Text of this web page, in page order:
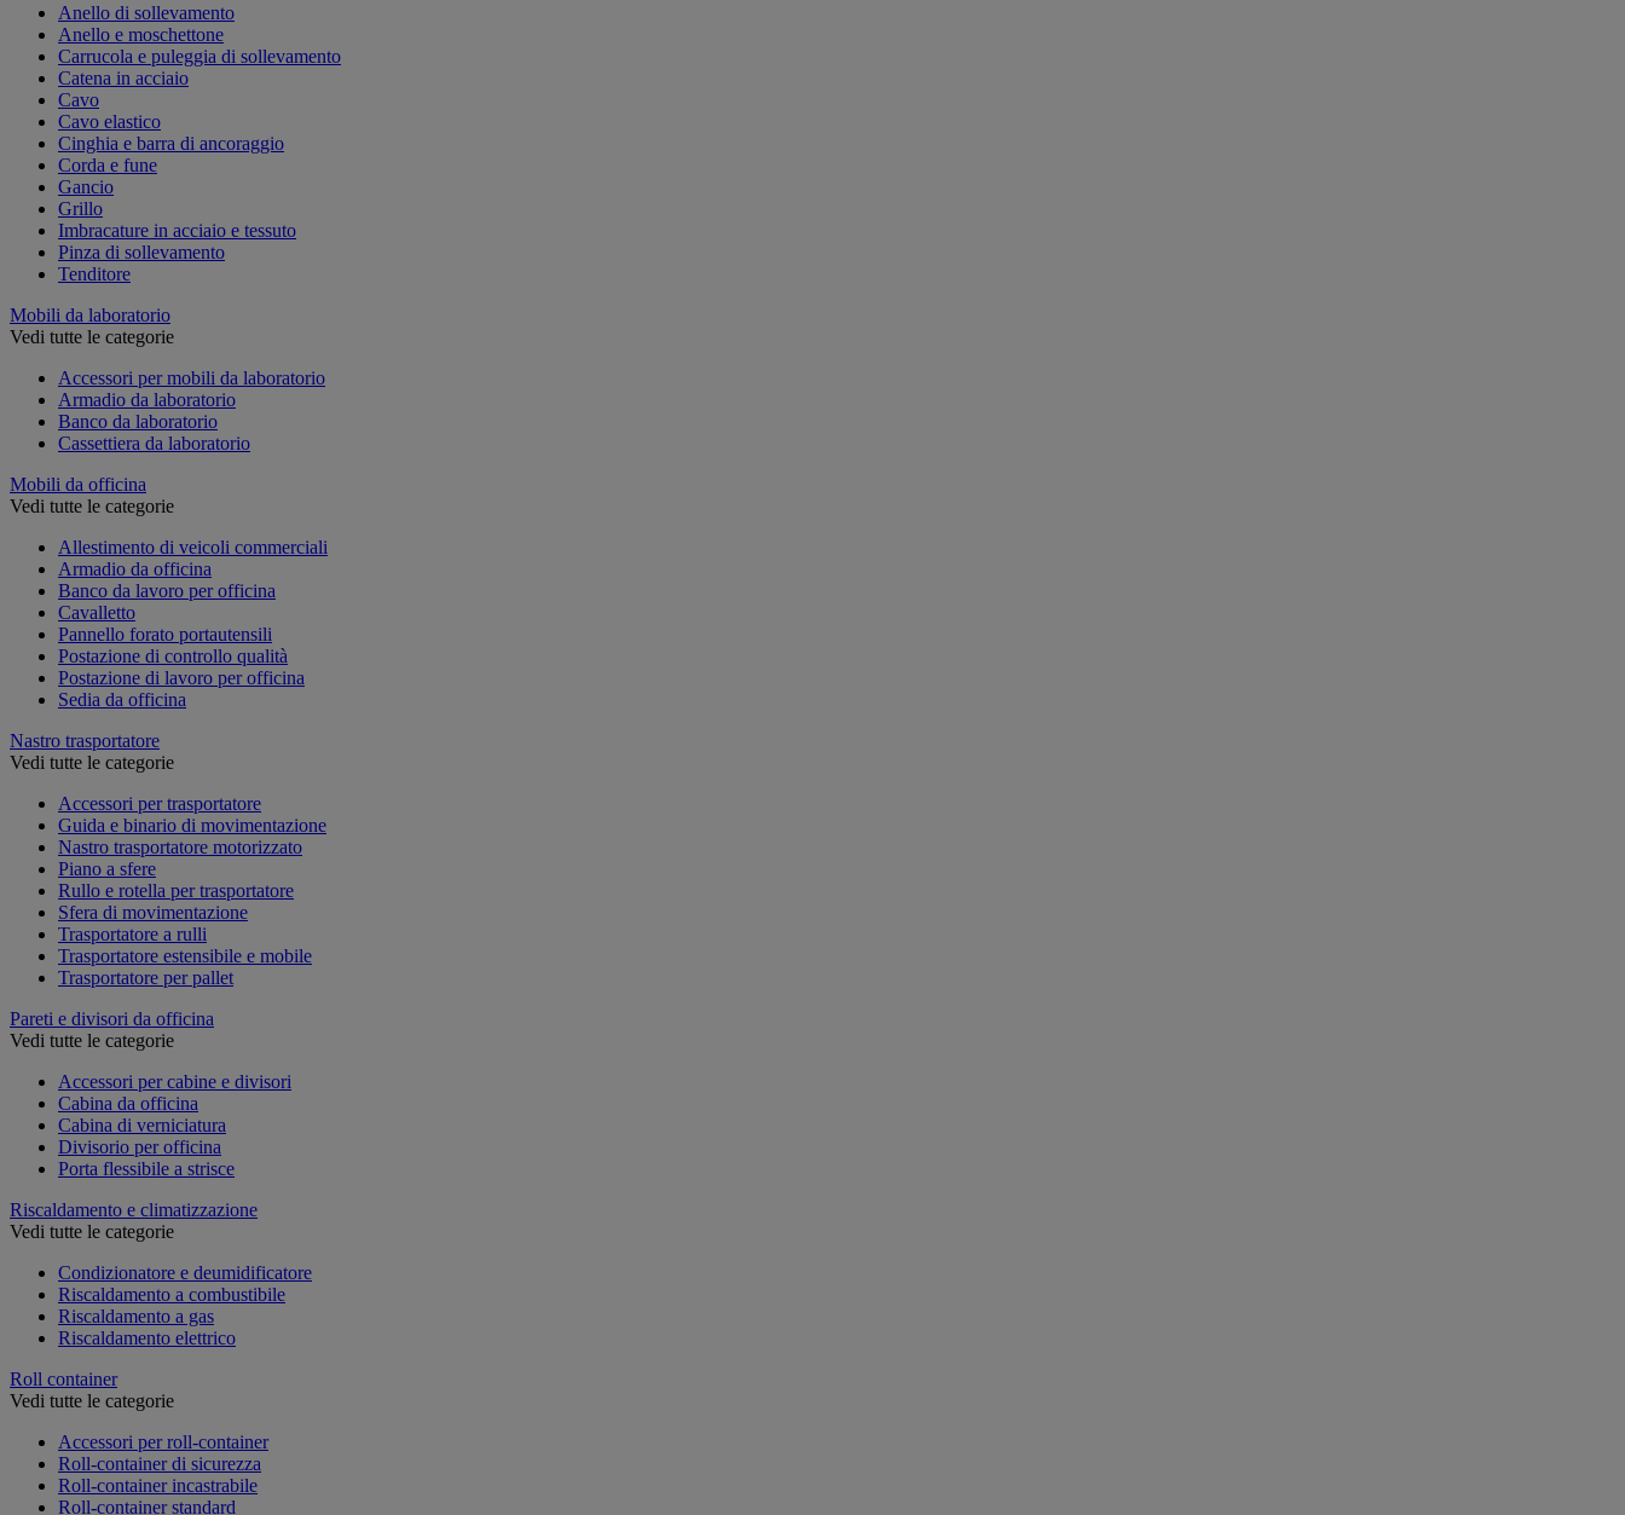
Anello di sollevamento
Anello e moschettone
Carrucola e puleggia di sollevamento
Catena in acciaio
Cavo
Cavo elastico
Cinghia e barra di ancoraggio
Corda e fune
Gancio
Grillo
Imbracature in acciaio e tessuto
Pinza di sollevamento
Tenditore
Mobili da laboratorio
Vedi tutte le categorie
Accessori per mobili da laboratorio
Armadio da laboratorio
Banco da laboratorio
Cassettiera da laboratorio
Mobili da officina
Vedi tutte le categorie
Allestimento di veicoli commerciali
Armadio da officina
Banco da lavoro per officina
Cavalletto
Pannello forato portautensili
Postazione di controllo qualità
Postazione di lavoro per officina
Sedia da officina
Nastro trasportatore
Vedi tutte le categorie
Accessori per trasportatore
Guida e binario di movimentazione
Nastro trasportatore motorizzato
Piano a sfere
Rullo e rotella per trasportatore
Sfera di movimentazione
Trasportatore a rulli
Trasportatore estensibile e mobile
Trasportatore per pallet
Pareti e divisori da officina
Vedi tutte le categorie
Accessori per cabine e divisori
Cabina da officina
Cabina di verniciatura
Divisorio per officina
Porta flessibile a strisce
Riscaldamento e climatizzazione
Vedi tutte le categorie
Condizionatore e deumidificatore
Riscaldamento a combustibile
Riscaldamento a gas
Riscaldamento elettrico
Roll container
Vedi tutte le categorie
Accessori per roll-container
Roll-container di sicurezza
Roll-container incastrabile
Roll-container standard